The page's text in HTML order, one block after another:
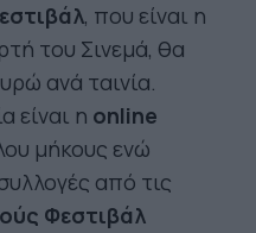
, που είναι η
του Σινεμά, θα
ανά ταινία.
είναι η online
μήκους ενώ
από τις
Φεστιβάλ